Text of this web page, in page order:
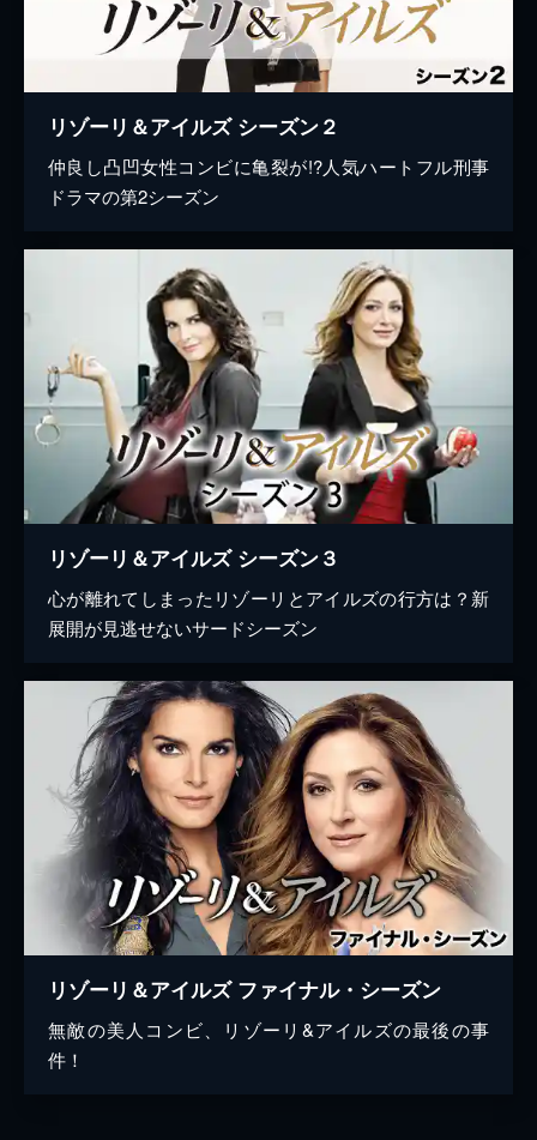
リゾーリ＆アイルズ シーズン２
仲良し凸凹女性コンビに亀裂が!?人気ハートフル刑事
ドラマの第2シーズン
リゾーリ＆アイルズ シーズン３
心が離れてしまったリゾーリとアイルズの行方は？新
展開が見逃せないサードシーズン
リゾーリ＆アイルズ ファイナル・シーズン
無敵の美人コンビ、リゾーリ&アイルズの最後の事
件！